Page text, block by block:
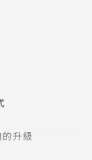
食」，品嚐繽
三星融合中、
產地直送的無菜
時食」，掀開
星認證「小小樹
好吃。
食的輕盈與美
升級